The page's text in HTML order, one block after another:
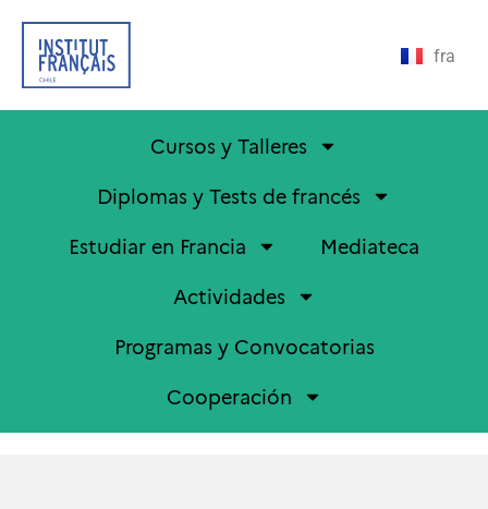
fra
Cursos y Talleres
Diplomas y Tests de francés
Estudiar en Francia
Mediateca
Actividades
Programas y Convocatorias
Cooperación